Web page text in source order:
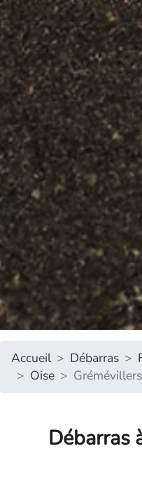
Accueil Débarras
Oise
Grémévillers
Débarras